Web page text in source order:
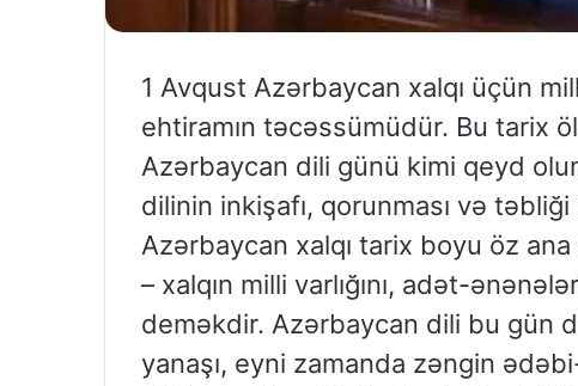
1 Avqust Azərbaycan xalqı üçün
ehtiramın təcəssümüdür. Bu tarix
Azərbaycan dili günü kimi qeyd
dilinin inkişafı, qorunması və
Azərbaycan xalqı tarix boyu öz
– xalqın milli varlığını, adət-
deməkdir. Azərbaycan dili bu gün
yanaşı, eyni zamanda zəngin